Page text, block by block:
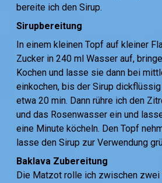
bereite ich den Sirup.
Sirupbereitung
In einem kleinen Topf auf kleiner
Zucker in 240 ml Wasser auf,
Kochen und lasse sie dann bei
einkochen, bis der Sirup
etwa 20 min. Dann rühre ich den
und das Rosenwasser ein und
eine Minute köcheln. Den Topf
lasse den Sirup zur Verwendung
Baklava Zubereitung
Die Matzot rolle ich zwischen zwei